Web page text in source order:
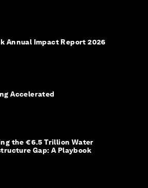
Annual Impact Report 2026
Accelerated
the €6.5 Trillion Water
Gap: A Playbook